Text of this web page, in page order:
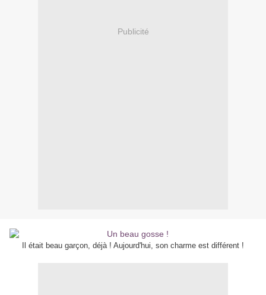
Publicité
Il était beau garçon, déjà ! Aujourd'hui, son charme est différent !